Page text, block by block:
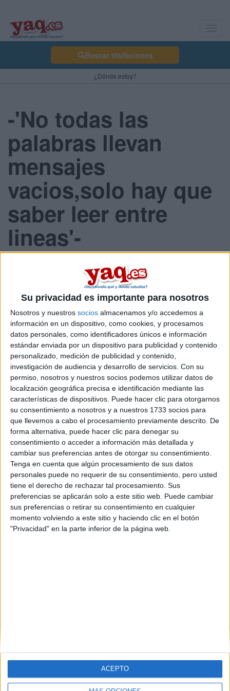
Su privacidad es importante para nosotros
Nosotros y nuestros socios almacenamos y/o accedemos a
información en un dispositivo, como cookies, y procesamos
datos personales, como identificadores únicos e información
estándar enviada por un dispositivo para publicidad y contenido
personalizado, medición de publicidad y contenido,
investigación de audiencia y desarrollo de servicios. Con su
permiso, nosotros y nuestros socios podemos utilizar datos de
localización geográfica precisa e identificación mediante las
características de dispositivos. Puede hacer clic para otorgarnos
su consentimiento a nosotros y a nuestros 1733 socios para
que llevemos a cabo el procesamiento previamente descrito. De
forma alternativa, puede hacer clic para denegar su
consentimiento o acceder a información más detallada y
cambiar sus preferencias antes de otorgar su consentimiento.
Tenga en cuenta que algún procesamiento de sus datos
personales puede no requerir de su consentimiento, pero usted
tiene el derecho de rechazar tal procesamiento. Sus
preferencias se aplicarán solo a este sitio web. Puede cambiar
sus preferencias o retirar su consentimiento en cualquier
momento volviendo a este sitio y haciendo clic en el botón
"Privacidad" en la parte inferior de la página web.
ACEPTO
Buscar titulaciones
¿Dónde estoy?
-'No todas las
palabras llevan
mensajes
vacios,solo hay que
saber leer entre
lineas'-
Hola! me llamo Leti y soy de Ibiza,estoy aqui porque estoy
haciendo 4º de eso y me gustaria hacer el bachillerato de
Sociales para luego hacer periodismo,pero nose nada sobre
las medias..unos profesores me dicen que haga
humanidades y otros Sociales,tampoco se cual me conviene
mas,si podeis ayudarme..
yO
ya perdoné errores casi imperdonables,intenté substituir
personas insubstituibles y olvidar personas inolvidables.Ya
hice cosas por impulso,ya me decepcioné por personas
cuando nunca pensé que me decepcionarian,pero también
decepcioné a alguien.
Ya abracé para proteger,ya me reí cuando no podía,hice
amigos eternos,amé y fuí amada,pero también fuí
rechazada,fuí amada y no amé.Ya grité y salté de tanta
felicidad,ya viví de amor e hice juras eternas,"ya me llevé
chascos" muchas veces!Ya lloré escuchando música y
viendo fotos,ya llamé solo para escuchar un voz,me
enamoré de una sonrisa,ya pensé que me iba a morir por
echar tanto de menos y tuve miedo de perder a alguien
especial (y acabé perdiendo)! Pero viví!y todavia vivo!No
paso por la vida...y tu tampoco deberias pasar!Vive!!!Esta
bien de verdad ir ala lucha con determinación,abrazar la vida